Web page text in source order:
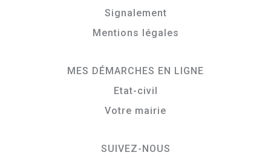
Signalement
Mentions légales
MES DÉMARCHES EN LIGNE
Etat-civil
Votre mairie
SUIVEZ-NOUS